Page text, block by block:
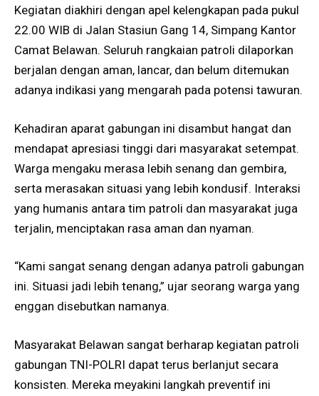
Kegiatan diakhiri dengan apel kelengkapan pada pukul
22.00 WIB di Jalan Stasiun Gang 14, Simpang Kantor
Camat Belawan. Seluruh rangkaian patroli dilaporkan
berjalan dengan aman, lancar, dan belum ditemukan
adanya indikasi yang mengarah pada potensi tawuran.
Kehadiran aparat gabungan ini disambut hangat dan
mendapat apresiasi tinggi dari masyarakat setempat.
Warga mengaku merasa lebih senang dan gembira,
serta merasakan situasi yang lebih kondusif. Interaksi
yang humanis antara tim patroli dan masyarakat juga
terjalin, menciptakan rasa aman dan nyaman.
“Kami sangat senang dengan adanya patroli gabungan
ini. Situasi jadi lebih tenang,” ujar seorang warga yang
enggan disebutkan namanya.
Masyarakat Belawan sangat berharap kegiatan patroli
gabungan TNI-POLRI dapat terus berlanjut secara
konsisten. Mereka meyakini langkah preventif ini